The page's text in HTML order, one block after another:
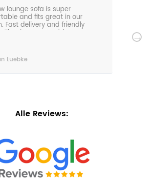
lounge sofa is super
and fits great in our
Fast delivery and friendly
Thanks very much!
Luebke
Alle Reviews: